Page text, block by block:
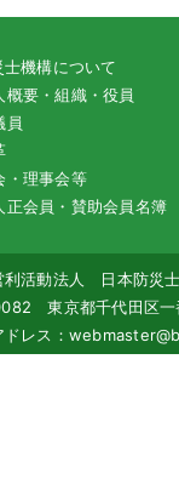
士機構について
概要・組織・役員
員
・理事会等
正会員・賛助会員名簿
利活動法人 日本防災
東京都千代田区一
ドレス：